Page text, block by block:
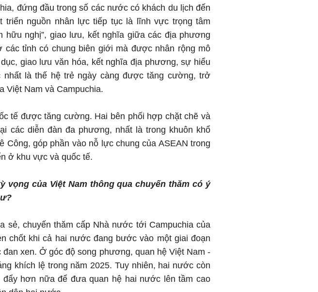
đứng đầu trong số các nước có khách du lịch đến
triển nguồn nhân lực tiếp tục là lĩnh vực trọng tâm
hữu nghị”, giao lưu, kết nghĩa giữa các địa phương
tỉnh có chung biên giới mà được nhân rộng mô
giao lưu văn hóa, kết nghĩa địa phương, sự hiểu
là thế hệ trẻ ngày càng được tăng cường, trở
Việt Nam và Campuchia.
tế được tăng cường. Hai bên phối hợp chặt chẽ và
các diễn đàn đa phương, nhất là trong khuôn khổ
góp phần vào nỗ lực chung của ASEAN trong
ở khu vực và quốc tế.
vọng của Việt Nam thông qua chuyến thăm có ý
sẻ, chuyến thăm cấp Nhà nước tới Campuchia của
chốt khi cả hai nước đang bước vào một giai đoạn
xen. Ở góc độ song phương, quan hệ Việt Nam -
khích lệ trong năm 2025. Tuy nhiên, hai nước còn
hơn nữa để đưa quan hệ hai nước lên tầm cao